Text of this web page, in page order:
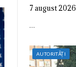
7 august 2026
…
AUTORITĂȚI